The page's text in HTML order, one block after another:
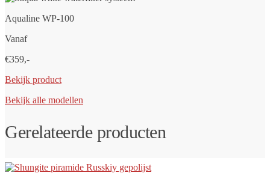
Aqualine WP-100
Vanaf
€359,-
Bekijk product
Bekijk alle modellen
Gerelateerde producten